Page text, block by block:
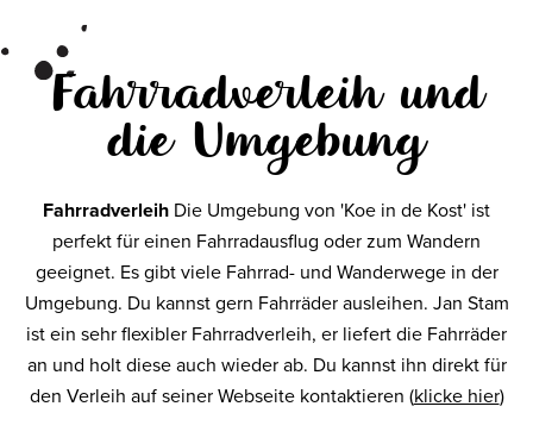
Fahrradverleih und
die Umgebung
Fahrradverleih Die Umgebung von 'Koe in de Kost' ist
perfekt für einen Fahrradausflug oder zum Wandern
geeignet. Es gibt viele Fahrrad- und Wanderwege in der
Umgebung. Du kannst gern Fahrräder ausleihen. Jan Stam
ist ein sehr flexibler Fahrradverleih, er liefert die Fahrräder
an und holt diese auch wieder ab. Du kannst ihn direkt für
den Verleih auf seiner Webseite kontaktieren (klicke hier)